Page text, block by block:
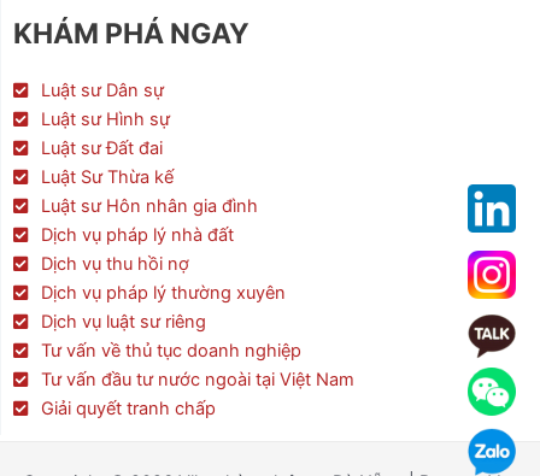
e
b
o
k
t
t
r
t
a
a
KHÁM PHÁ NGAY
Luật sư Dân sự
Luật sư Hình sự
Luật sư Đất đai
Luật Sư Thừa kế
Luật sư Hôn nhân gia đình
Dịch vụ pháp lý nhà đất
Dịch vụ thu hồi nợ
Dịch vụ pháp lý thường xuyên
Dịch vụ luật sư riêng
Tư vấn về thủ tục doanh nghiệp
Tư vấn đầu tư nước ngoài tại Việt Nam
Giải quyết tranh chấp